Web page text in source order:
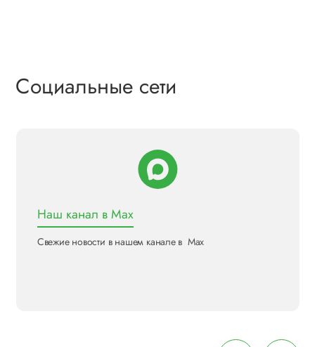
Социальные сети
Наш канал в Max
Свежие новости в нашем канале в Max